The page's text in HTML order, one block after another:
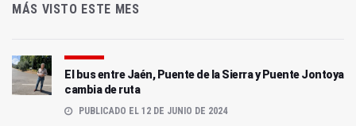
MÁS VISTO ESTE MES
El bus entre Jaén, Puente de la Sierra y Puente Jontoya
cambia de ruta
PUBLICADO EL 12 DE JUNIO DE 2024